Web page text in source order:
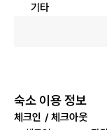
기타
숙소 이용 정보
체크인 / 체크아웃